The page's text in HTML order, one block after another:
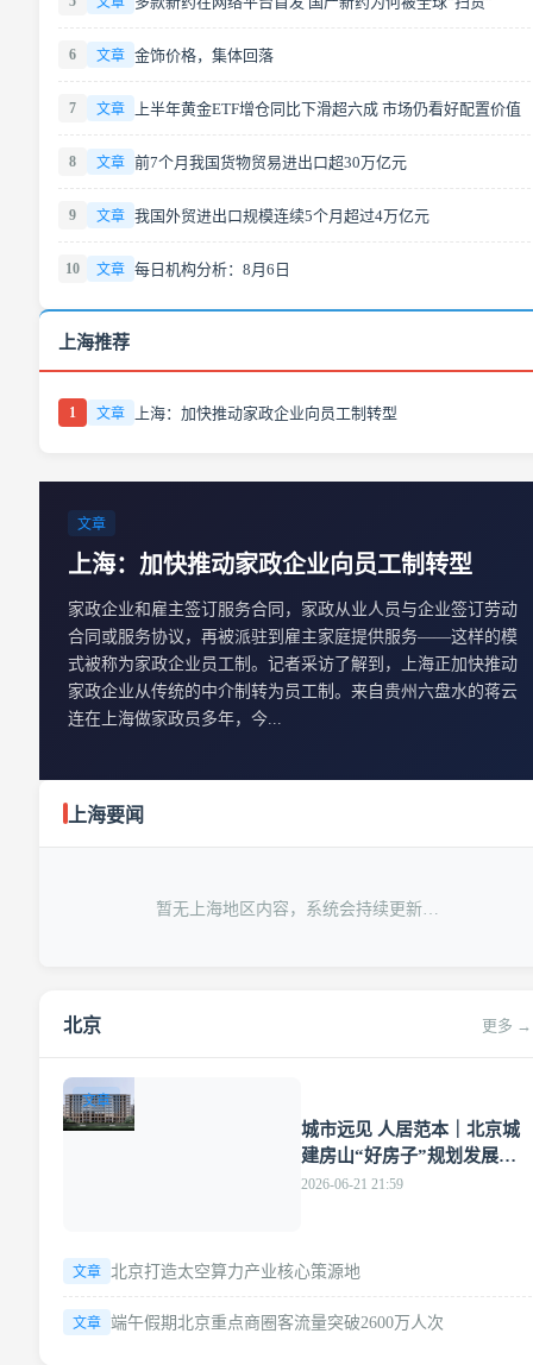
文章
上海：加快推动家政企业向员工制转型
家政企业和雇主签订服务合同，家政从业人员与企业签订劳动
合同或服务协议，再被派驻到雇主家庭提供服务——这样的模
式被称为家政企业员工制。记者采访了解到，上海正加快推动
家政企业从传统的中介制转为员工制。来自贵州六盘水的蒋云
连在上海做家政员多年，今...
上海要闻
暂无上海地区内容，系统会持续更新…
北京 更多 →
文章
城市远见 人居范本｜北京城
建房山“好房子”规划发展论
坛启幕
2026-06-21 21:59
文章 北京打造太空算力产业核心策源地
文章 端午假期北京重点商圈客流量突破2600万人次
6 文章 金饰价格，集体回落
7 文章 上半年黄金ETF增仓同比下滑超六成 市场仍看好配置价值
8 文章 前7个月我国货物贸易进出口超30万亿元
9 文章 我国外贸进出口规模连续5个月超过4万亿元
10 文章 每日机构分析：8月6日
上海推荐
1 文章 上海：加快推动家政企业向员工制转型